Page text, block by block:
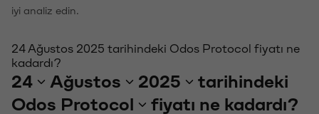
iyi analiz edin.
24 Ağustos 2025 tarihindeki Odos Protocol fiyatı ne
kadardı?
24 Ağustos 2025
tarihindeki
Odos Protocol
fiyatı ne kadardı?